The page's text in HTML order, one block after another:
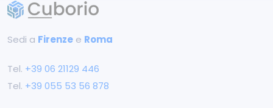
Sedi a Firenze e Roma
Tel. +39 ‭06 21129 446‬
Tel. +39 055 53 56 878